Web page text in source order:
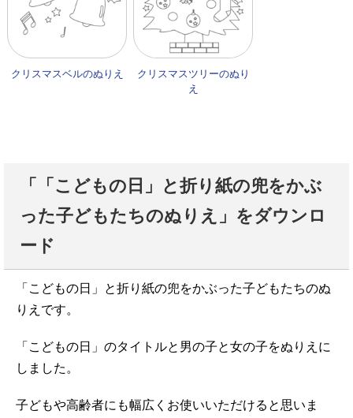
クリスマスベルのぬりえ
クリスマスツリーのぬり
え
「「こどもの日」と折り紙の兜をかぶ
った子どもたちのぬりえ」をダウンロ
ード
「こどもの日」と折り紙の兜をかぶった子どもたちのぬ
りえです。
「こどもの日」のタイトルと男の子と女の子をぬりえに
しました。
子どもや高齢者にも幅広くお使いいただけると思いま